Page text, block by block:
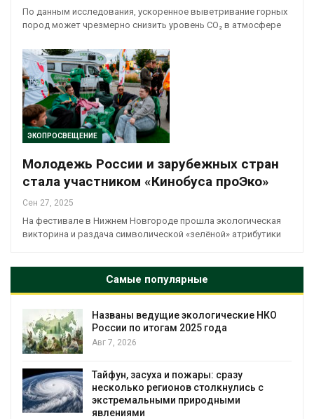
По данным исследования, ускоренное выветривание горных
пород может чрезмерно снизить уровень CO₂ в атмосфере
ЭКОПРОСВЕЩЕНИЕ
Молодежь России и зарубежных стран
стала участником «Кинобуса проЭко»
Сен 27, 2025
На фестивале в Нижнем Новгороде прошла экологическая
викторина и раздача символической «зелёной» атрибутики
Самые популярные
Названы ведущие экологические НКО
России по итогам 2025 года
Авг 7, 2026
Тайфун, засуха и пожары: сразу
несколько регионов столкнулись с
экстремальными природными
явлениями